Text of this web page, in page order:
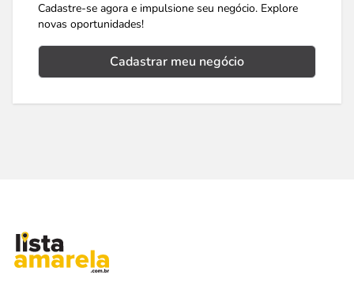
Cadastre-se agora e impulsione seu negócio. Explore
novas oportunidades!
Cadastrar meu negócio